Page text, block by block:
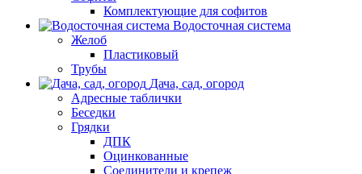
Комплектующие для софитов
Водосточная система
Желоб
Пластиковый
Трубы
Дача, сад, огород
Адресные таблички
Беседки
Грядки
ДПК
Оцинкованные
Соединители и крепеж